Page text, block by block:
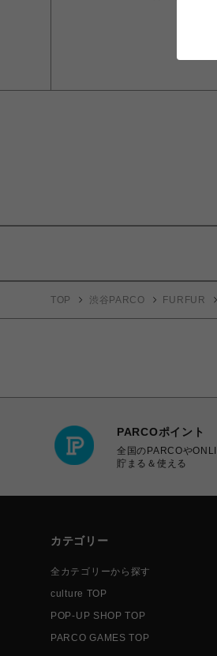
TOP 渋谷PARCO FURFUR
PARCOポイント
全国のPARCOや
貯まる＆使える
カテゴリー
全カテゴリーから探す
culture TOP
POP-UP SHOP TOP
PARCO GAMES TOP